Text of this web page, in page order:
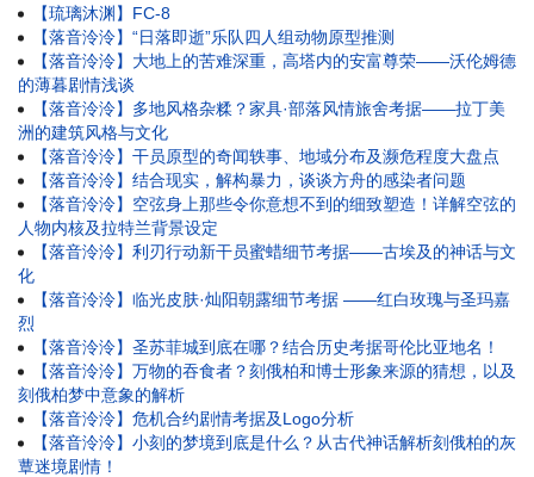
【琉璃沐渊】FC-8
【落音泠泠】“日落即逝”乐队四人组动物原型推测
【落音泠泠】大地上的苦难深重，高塔内的安富尊荣——沃伦姆德
的薄暮剧情浅谈
【落音泠泠】多地风格杂糅？家具·部落风情旅舍考据——拉丁美
洲的建筑风格与文化
【落音泠泠】干员原型的奇闻轶事、地域分布及濒危程度大盘点
【落音泠泠】结合现实，解构暴力，谈谈方舟的感染者问题
【落音泠泠】空弦身上那些令你意想不到的细致塑造！详解空弦的
人物内核及拉特兰背景设定
【落音泠泠】利刃行动新干员蜜蜡细节考据——古埃及的神话与文
化
【落音泠泠】临光皮肤·灿阳朝露细节考据 ——红白玫瑰与圣玛嘉
烈
【落音泠泠】圣苏菲城到底在哪？结合历史考据哥伦比亚地名！
【落音泠泠】万物的吞食者？刻俄柏和博士形象来源的猜想，以及
刻俄柏梦中意象的解析
【落音泠泠】危机合约剧情考据及Logo分析
【落音泠泠】小刻的梦境到底是什么？从古代神话解析刻俄柏的灰
蕈迷境剧情！